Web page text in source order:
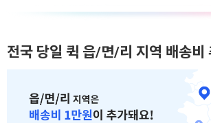
전국 당일 퀵 읍/면/리 지역 배송비